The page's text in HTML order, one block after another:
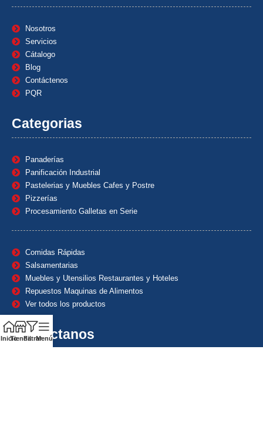
Nosotros
Servicios
Cátalogo
Blog
Contáctenos
PQR
Categorias
Panaderías
Panificación Industrial
Pastelerias y Muebles Cafes y Postre
Pizzerías
Procesamiento Galletas en Serie
Comidas Rápidas
Salsamentarias
Muebles y Utensilios Restaurantes y Hoteles
Repuestos Maquinas de Alimentos
Ver todos los productos
Contáctanos
InicioTiendaFiltrarMenú